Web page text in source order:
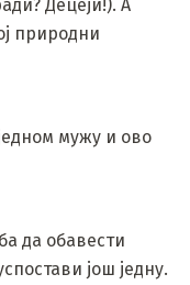
Децеји!). А
природни
мужу и ово
да обавести
још једну.